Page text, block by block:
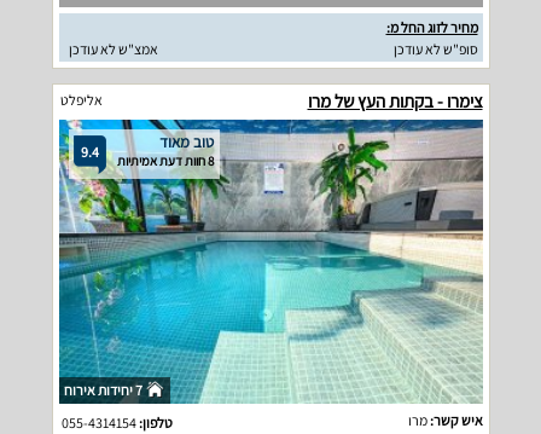
מחיר לזוג החל מ:
סופ"ש לא עודכן
אמצ"ש לא עודכן
צימרו - בקתות העץ של מרו אליפלט
9.4 טוב מאוד
8 חוות דעת אמיתיות
7 יחידות אירוח
איש קשר:מרו טלפון:055-4314154